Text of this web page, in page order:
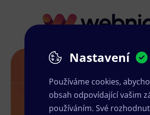
Letáky v Němčicích
Nastavení
Používáme cookies,
obsah odpovídající vašim
používáním. Své